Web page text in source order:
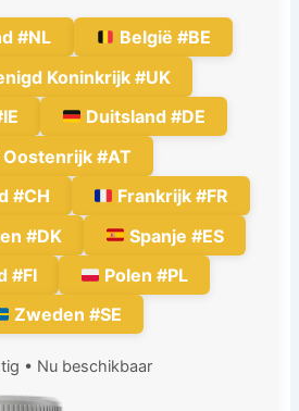
#NL
België #BE
Koninkrijk #UK
Duitsland #DE
Oostenrijk #AT
#CH
Frankrijk #FR
#DK
Spanje #ES
#FI
Polen #PL
Zweden #SE
• Nu beschikbaar